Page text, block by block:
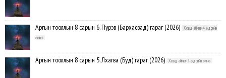
Аргын тооллын 8 сарын 6. Пүрэв (Бархасвад) гараг (2026)
Ховд аймаг-4 өдрийн
өмнө
Аргын тооллын 8 сарын 5. Лхагва (Буд) гараг (2026) Ховд аймаг-4 өдрийн өмнө